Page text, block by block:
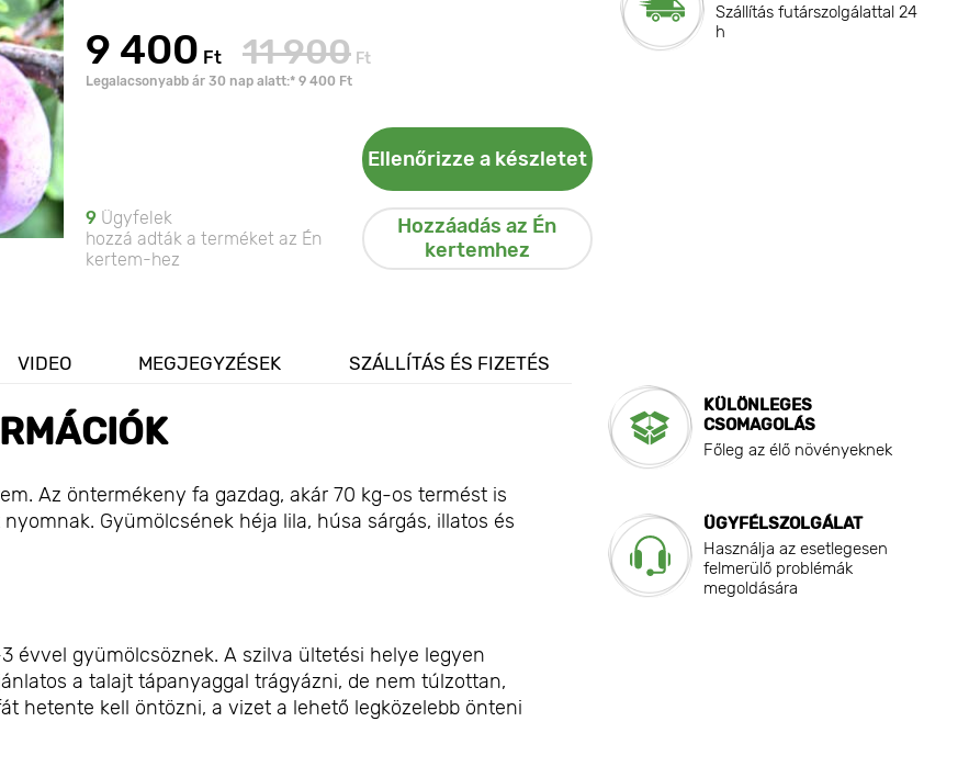
9 400 Ft 11 900 Ft
Legalacsonyabb ár 30 nap alatt:* 9 400 Ft
Ellenőrizze a készletet
9 Ügyfelek
hozzá adták a terméket az Én
kertem-hez
Hozzáadás az Én
kertemhez
Szállítás futárszolgálattal 24
h
VIDEO MEGJEGYZÉSEK SZÁLLÍTÁS ÉS FIZETÉS
Az öntermékeny fa gazdag, akár 70 kg-os termést is
Gyümölcsének héja lila, húsa sárgás, illatos és
évvel gyümölcsöznek. A szilva ültetési helye legyen
a talajt tápanyaggal trágyázni, de nem túlzottan,
hetente kell öntözni, a vizet a lehető legközelebb önteni
KÜLÖNLEGES
CSOMAGOLÁS
Főleg az élő növényeknek
ÜGYFÉLSZOLGÁLAT
Használja az esetlegesen
felmerülő problémák
megoldására